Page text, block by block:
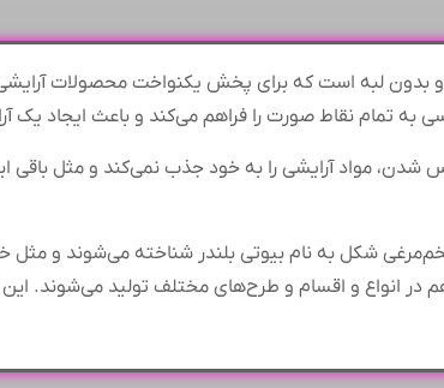
بدون لبه است که برای پخش یکنواخت محصولات آرایشی
به تمام نقاط صورت را فراهم می‌کند و باعث ایجاد
آرایشی را به خود جذب نمی‌کند و مثل باقی
شکل به نام بیوتی بلندر شناخته می‌شوند و
انواع و اقسام و طرح‌های مختلف تولید می‌شوند. این